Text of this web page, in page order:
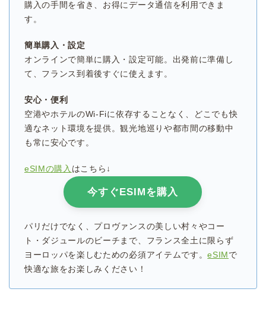
購入の手間を省き、お得にデータ通信を利用できま
す。
簡単購入・設定
オンラインで簡単に購入・設定可能。出発前に準備し
て、フランス到着後すぐに使えます。
安心・便利
空港やホテルのWi-Fiに依存することなく、どこでも快
適なネット環境を提供。観光地巡りや都市間の移動中
も常に安心です。
eSIMの購入 はこちら↓
今すぐESIMを購入
パリだけでなく、プロヴァンスの美しい村々やコー
ト・ダジュールのビーチまで、フランス全土に限らず
ヨーロッパを楽しむための必須アイテムです。eSIM で
快適な旅をお楽しみください！